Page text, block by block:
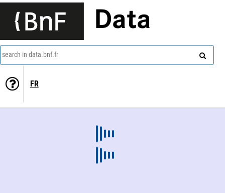
Data
search in data.bnf.fr
FR